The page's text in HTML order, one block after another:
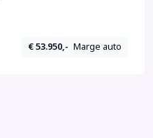
€ 53.950,- Marge auto